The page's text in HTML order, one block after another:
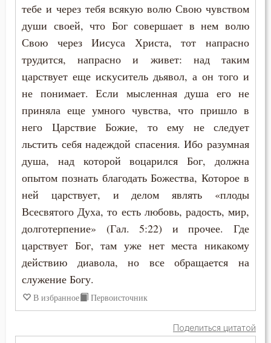
Молчание
Монастырь
Мощи
Мученичество
Наказание
Намерение
Наслаждение
Начальство
Ненависть
тебе и через тебя всякую волю Свою чувством
души своей, что Бог совершает в нем волю
Свою через Иисуса Христа, тот напрасно
трудится, напрасно и живет: над таким
царствует еще искуситель дьявол, а он того и
не понимает. Если мысленная душа его не
приняла еще умного чувства, что пришло в
него Царствие Божие, то ему не следует
льстить себя надеждой спасения. Ибо разумная
душа, над которой воцарился Бог, должна
опытом познать благодать Божества, Которое в
ней царствует, и делом являть «плоды
Всесвятого Духа, то есть любовь, радость, мир,
долготерпение» (Гал. 5:22) и прочее. Где
царствует Бог, там уже нет места никакому
действию диавола, но все обращается на
служение Богу.
В избранное Первоисточник
Поделиться цитатой